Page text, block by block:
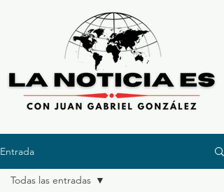
Entrada
Todas las entradas